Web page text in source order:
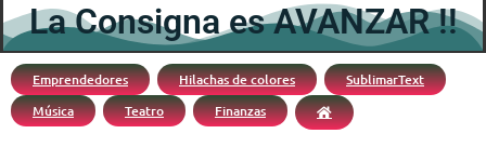
La Consigna es AVANZAR !!
Emprendedores Hilachas de colores
SublimarText
Música
Teatro Finanzas